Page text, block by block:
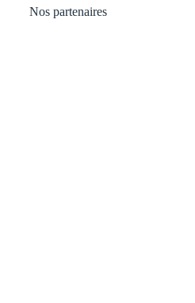
Nos partenaires